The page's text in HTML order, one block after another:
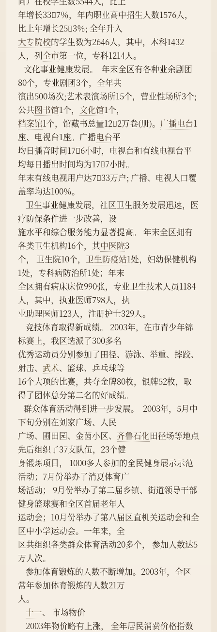
年增长337％，年内职业高中招生人数1576人，
比上年增长253％; 全年升入
大专院校的学生数为2646人，其中，本科1432
人，列全市第一位，专科1214人。
80个，专业剧团3个，全年共
演出500场次;艺术表演场所15个，营业性场所3个;
公共图书馆1个， 文化馆1个，
档案馆1个，馆藏书总量122万卷(册)。 广播电台1
座、电视台1座。广播电台平
均日播音时间176小时，电视台和有线电视台平
均每日播出时间均为177小时。
年末有线电视用户达733万户; 广播、电视人口覆
盖率均达100％。
疗防保条件进一步改善，设
施水平和综合服务能力显著提高。 年末全区拥有
各类卫生机构16个，其中医院3
个， 卫生院10个， 卫生防疫站1处，妇幼保健机构
1处，专科病防治所1处；年末
全区拥有病床床位990张，专业卫生技术人员1184
人，其中，执业医师798人，执
业助理医师123人，注册护士329人。
标赛上，我区选派了300多名
优秀运动员分别参加了田径、游泳、举重、摔跤、
射击、 武术、篮球、乒乓球等
16个大项的比赛，共夺金牌80枚，银牌52枚，取
得了团体总分第二名的好成绩。
下旬分别在刘家广场、人民
广场、圃田园、金茵小区、 齐鲁石化田径场等地点
先后组织了37支队伍，23个健
身锻炼项目， 1000多人参加的全民健身展示示范
活动；7月份举办了消夏体育广
场活动； 9月份举办了第二届乡镇、街道领导干部
健身篮球赛和全区首届老年人
运动会；10月份举办了第八届区直机关运动会和全
区中小学运动会。一年来，全
区共组织各类群众体育活动20多个， 参加人数达5
万人次。
常年参加体育锻炼的人数21万
人。
十一、 市场物价